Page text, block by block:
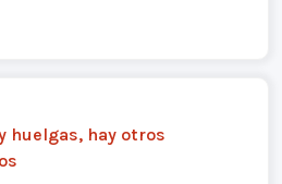
huelgas, hay otros